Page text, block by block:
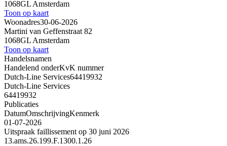
1068GL Amsterdam
Toon op kaart
Woonadres30-06-2026
Martini van Geffenstraat 82
1068GL Amsterdam
Toon op kaart
Handelsnamen
Handelend onderKvK nummer
Dutch-Line Services64419932
Dutch-Line Services
64419932
Publicaties
DatumOmschrijvingKenmerk
01-07-2026
Uitspraak faillissement op 30 juni 2026
13.ams.26.199.F.1300.1.26